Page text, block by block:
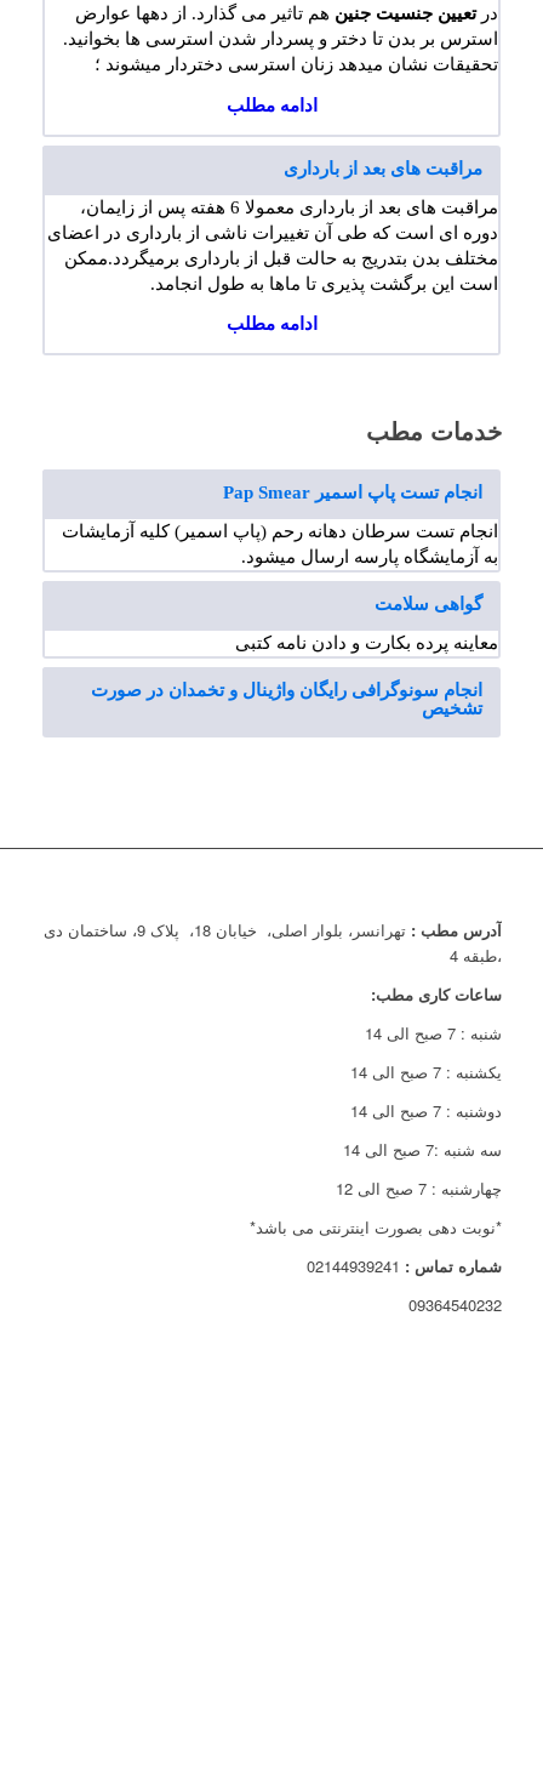
درتعیین جنسیت جنین هم تاثیر می گذارد. از دهها عوارض
استرس بر بدن تا دختر و پسردار شدن استرسی ها بخوانید.
تحقیقات نشان میدهد زنان استرسی دختردار میشوند ؛
ادامه مطلب
مراقبت های بعد از بارداری
مراقبت های بعد از بارداری معمولا 6 هفته پس از زایمان،
دوره ای است که طی آن تغییرات ناشی از بارداری در اعضای
مختلف بدن بتدریج به حالت قبل از بارداری برمیگردد.ممکن
است این برگشت پذیری تا ماها به طول انجامد.
ادامه مطلب
خدمات مطب
انجام تست پاپ اسمیر Pap Smear
انجام تست سرطان دهانه رحم (پاپ اسمیر) کلیه آزمایشات
به آزمایشگاه پارسه ارسال میشود.
گواهی سلامت
معاینه پرده بکارت و دادن نامه کتبی
انجام سونوگرافی رایگان واژینال و تخمدان در صورت
تشخیص
آدرس مطب :
تهرانسر، بلوار اصلی، خیابان 18، پلاک 9، ساختمان دی
،طبقه 4
ساعات کاری مطب:
شنبه : 7 صبح الی 14
یکشنبه : 7 صبح الی 14
دوشنبه : 7 صبح الی 14
سه شنبه :7 صبح الی 14
چهارشنبه : 7 صبح الی 12
*نوبت دهی بصورت اینترنتی می باشد*
شماره تماس : 02144939241
09364540232